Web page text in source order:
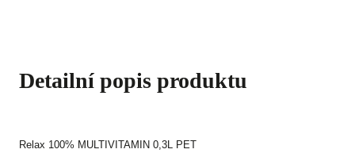
Detailní popis produktu
Relax 100% MULTIVITAMIN 0,3L PET